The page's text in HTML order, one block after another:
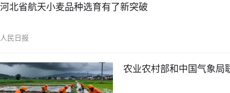
河北省航天小麦品种选育有了新突破
人民日报
农业农村部和中国气象局